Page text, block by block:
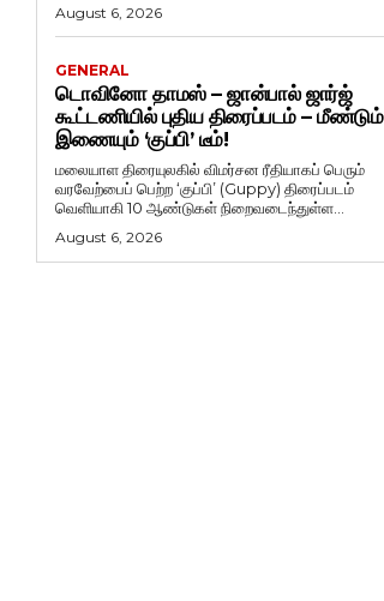
August 6, 2026
GENERAL
டொவினோ தாமஸ் – ஜான்பால் ஜார்ஜ்
கூட்டணியில் புதிய திரைப்படம் – மீண்டும்
இணையும் ‘குப்பி’ டீம்!
மலையாள திரையுலகில் விமர்சன ரீதியாகப் பெரும்
வரவேற்பைப் பெற்ற ‘குப்பி’ (Guppy) திரைப்படம்
வெளியாகி 10 ஆண்டுகள் நிறைவடைந்துள்ள...
August 6, 2026